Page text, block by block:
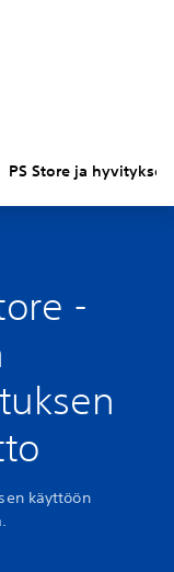
PS Store ja hyvitykset
-
käyttöön